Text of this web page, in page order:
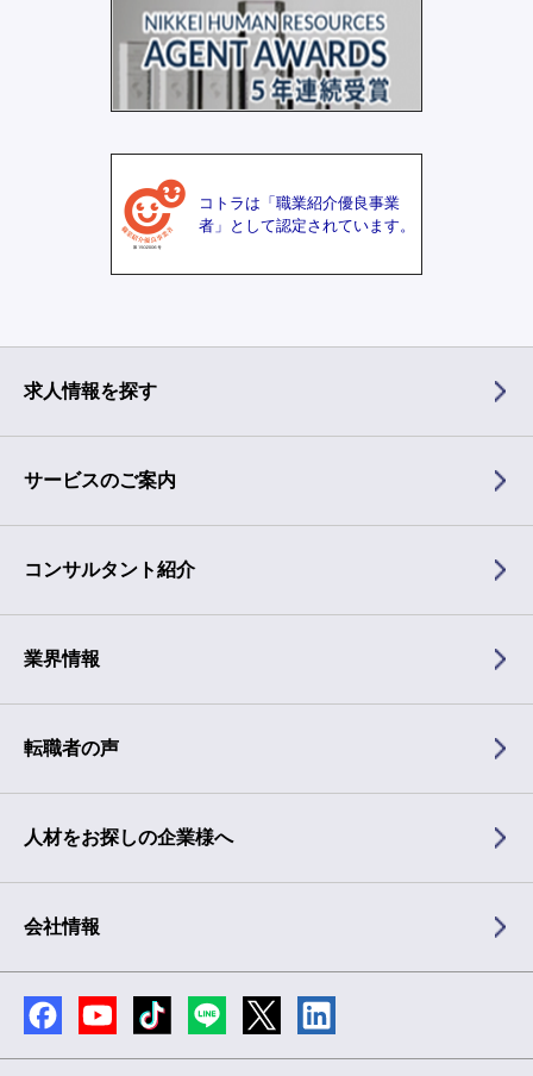
コトラは「職業紹介優良事業
者」として認定されています。
求人情報を探す
サービスのご案内
コンサルタント紹介
業界情報
転職者の声
人材をお探しの企業様へ
会社情報